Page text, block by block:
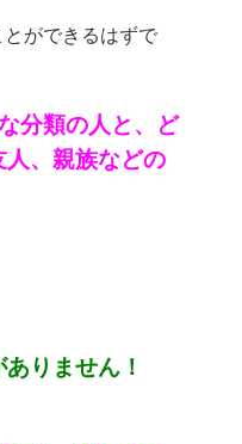
ができるはずで
分類の人と、ど
、親族などの
りません！